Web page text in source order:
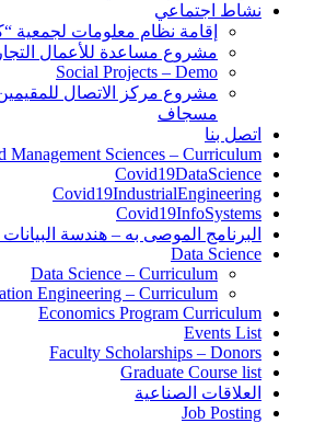
نشاط اجتماعي
إقامة نظام معلومات لجمعية
مشروع مساعدة للأعمال
Social Projects – Demo
مشروع مركز الاتصال
مسجاف
اتصل بنا
Management Sciences – Curriculum
Covid19DataScience
Covid19IndustrialEngineering
Covid19InfoSystems
البرنامج الموصى به – هندسة
Data Science
Data Science – Curriculum
Engineering – Curriculum
Economics Program Curriculum
Events List
Faculty Scholarships – Donors
Graduate Course list
العلاقات الصناعية
Job Posting